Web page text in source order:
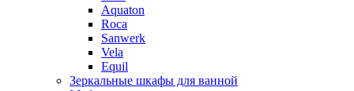
Aquaton
Roca
Sanwerk
Vela
Equil
Зеркальные шкафы для ванной